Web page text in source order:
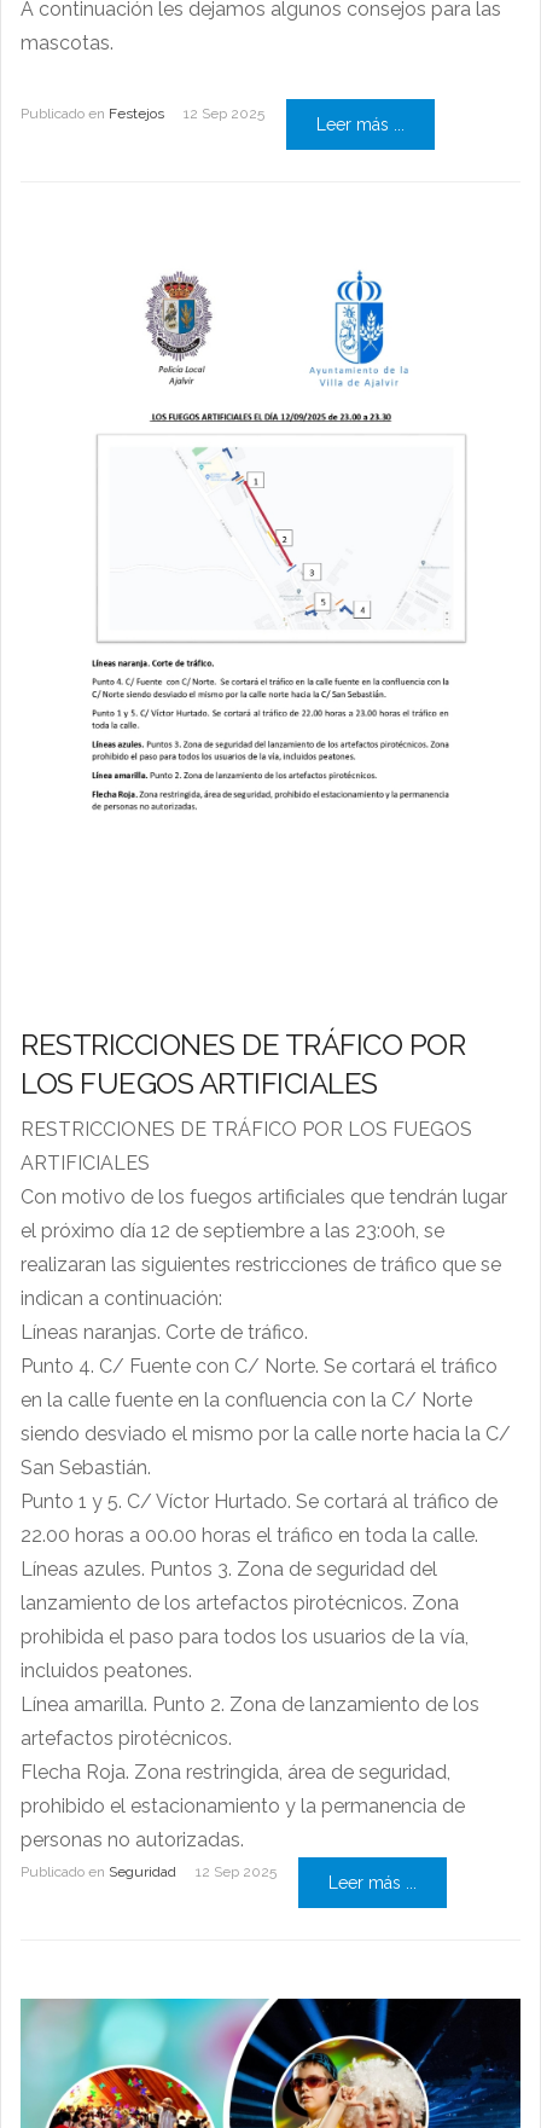
A continuación les dejamos algunos consejos para las
mascotas.
Publicado en Festejos 12 Sep 2025
Leer más ...
RESTRICCIONES DE TRÁFICO POR
LOS FUEGOS ARTIFICIALES
RESTRICCIONES DE TRÁFICO POR LOS FUEGOS
ARTIFICIALES
Con motivo de los fuegos artificiales que tendrán lugar
el próximo día 12 de septiembre a las 23:00h, se
realizaran las siguientes restricciones de tráfico que se
indican a continuación:
Líneas naranjas. Corte de tráfico.
Punto 4. C/ Fuente con C/ Norte. Se cortará el tráfico
en la calle fuente en la confluencia con la C/ Norte
siendo desviado el mismo por la calle norte hacia la C/
San Sebastián.
Punto 1 y 5. C/ Víctor Hurtado. Se cortará al tráfico de
22.00 horas a 00.00 horas el tráfico en toda la calle.
Líneas azules. Puntos 3. Zona de seguridad del
lanzamiento de los artefactos pirotécnicos. Zona
prohibida el paso para todos los usuarios de la vía,
incluidos peatones.
Línea amarilla. Punto 2. Zona de lanzamiento de los
artefactos pirotécnicos.
Flecha Roja. Zona restringida, área de seguridad,
prohibido el estacionamiento y la permanencia de
personas no autorizadas.
Publicado en Seguridad 12 Sep 2025
Leer más ...